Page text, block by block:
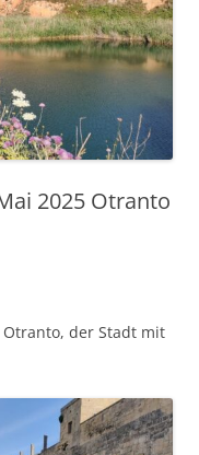
2025 Otranto
der Stadt mit